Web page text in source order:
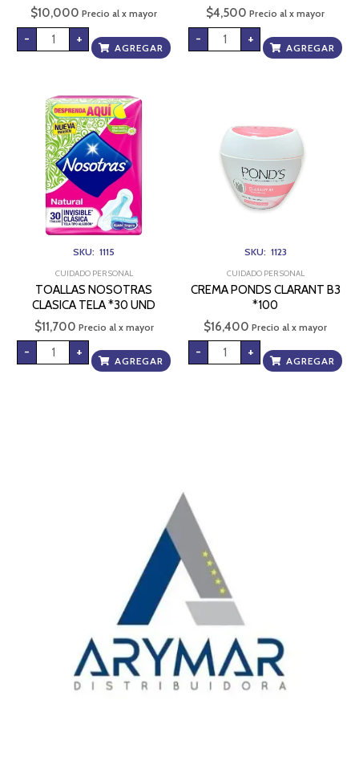
$10,000 Precio al x mayor
- +
AGREGAR
$4,500 Precio al x mayor
- +
AGREGAR
SKU: 1115
CUIDADO PERSONAL
TOALLAS NOSOTRAS
CLASICA TELA *30 UND
$11,700 Precio al x mayor
-
NOSOTRAS
CLASICA
TELA
*30
UND
cantidad
+
AGREGAR
SKU: 1123
CUIDADO PERSONAL
CREMA PONDS CLARANT B3
*100
$16,400 Precio al x mayor
-
*100
cantidad
+
AGREGAR